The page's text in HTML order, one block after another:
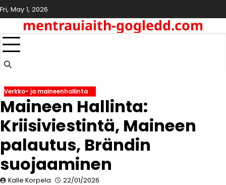
Skip
to
content
Fri, May 1, 2026
mentrauiaith-gogledd.com
Verkko- ja maineenhallinta
Maineen Hallinta:
Kriisiviestintä, Maineen
palautus, Brändin
suojaaminen
Kalle Korpela 22/01/2026